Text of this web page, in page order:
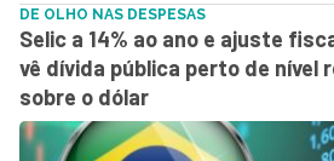
DE OLHO NAS DESPESAS
Selic a 14% ao ano e ajuste
vê dívida pública perto de nível
sobre o dólar